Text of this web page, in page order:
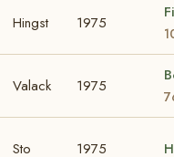
Hingst 1975
Valack 1975
Sto 1975